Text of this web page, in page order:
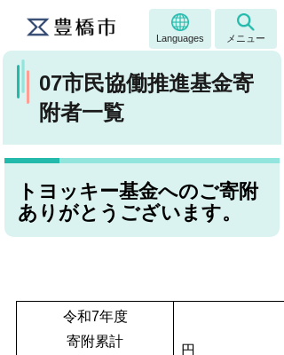
Languages メニュー
07市民協働推進基金寄
附者一覧
トヨッキー基金へのご寄附
ありがとうございます。
令和7年度
寄附累計